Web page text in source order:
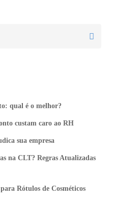
qual é o melhor?
custam caro ao RH
sua empresa
na CLT? Regras Atualizadas
Rótulos de Cosméticos